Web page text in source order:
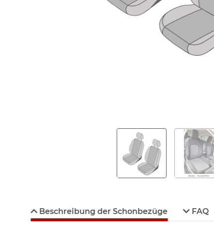
Beschreibung der Schonbezüge FAQ